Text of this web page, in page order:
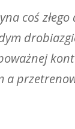
coś